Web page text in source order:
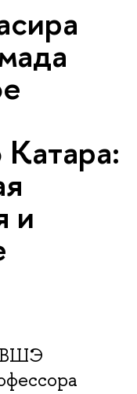
и
ВШЭ